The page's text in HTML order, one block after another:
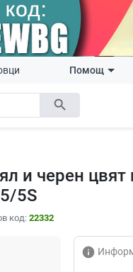
search
Помощ
и черен
5S
код: 22332
info